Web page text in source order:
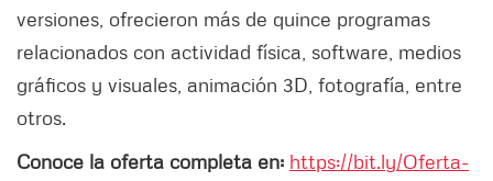
versiones, ofrecieron más de quince programas
relacionados con actividad física, software, medios
gráficos y visuales, animación 3D, fotografía, entre
otros.
Conoce la oferta completa en: https://bit.ly/Oferta-